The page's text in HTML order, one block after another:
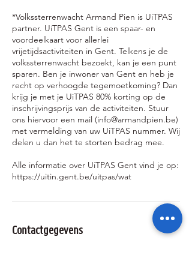
*Volkssterrenwacht Armand Pien is UiTPAS
partner. UiTPAS Gent is een spaar- en
voordeelkaart voor allerlei
vrijetijdsactiviteiten in Gent. Telkens je de
volkssterrenwacht bezoekt, kan je een punt
sparen. Ben je inwoner van Gent en heb je
recht op verhoogde tegemoetkoming? Dan
krijg je met je UiTPAS 80% korting op de
inschrijvingsprijs van de activiteiten. Stuur
ons hiervoor een mail (info@armandpien.be)
met vermelding van uw UiTPAS nummer. Wij
delen u dan het te storten bedrag mee.
Alle informatie over UiTPAS Gent vind je op:
https://uitin.gent.be/uitpas/wat
Contactgegevens